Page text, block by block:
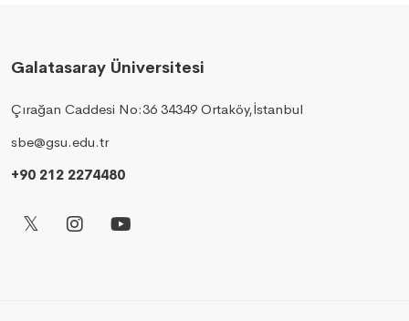
Galatasaray Üniversitesi
Çırağan Caddesi No:36 34349 Ortaköy,İstanbul
sbe@gsu.edu.tr
+90 212 2274480